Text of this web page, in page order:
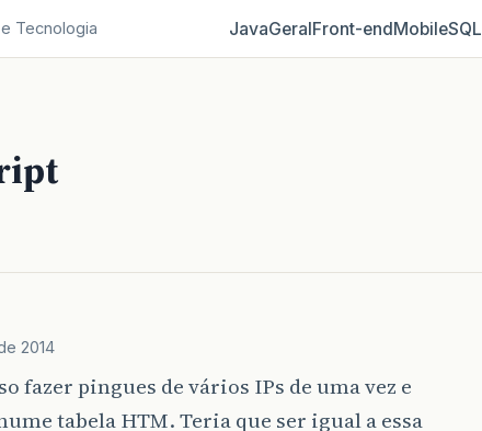
Tecnologia JavaGeralFront‑endMobileSQL
2014
fazer pingues de vários IPs de uma vez e
tabela HTM. Teria que ser igual a essa